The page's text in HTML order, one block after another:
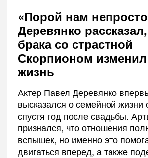
«Порой нам
Деревянко
брака со страстной
Скорпионом изменил
жизнь
Актер Павел Деревянко
высказался о семейной жизни
спустя год после свадьбы.
признался, что отношения
вспышек, но именно это
двигаться вперед, а также